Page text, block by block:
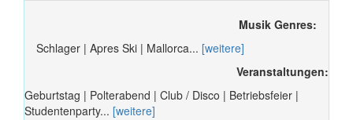
Musik Genres:
Schlager | Apres Ski | Mallorca... [weitere]
Veranstaltungen:
Geburtstag | Polterabend | Club / Disco | Betriebsfeier |
Studentenparty... [weitere]